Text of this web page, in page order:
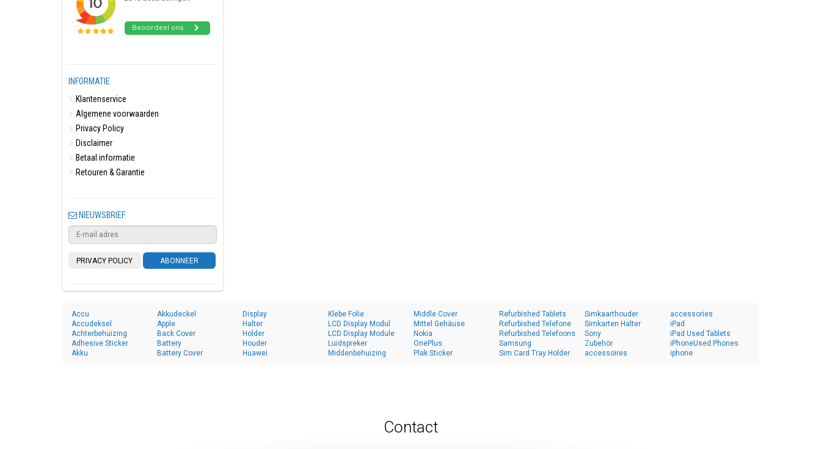
INFORMATIE
Klantenservice
Algemene voorwaarden
Privacy Policy
Disclaimer
Betaal informatie
Retouren & Garantie
NIEUWSBRIEF
PRIVACY POLICY ABONNEER
Accu
Accudeksel
Achterbehuizing
Adhesive Sticker
Akku
Akkudeckel
Apple
Back Cover
Battery
Battery Cover
Display
Halter
Holder
Houder
Huawei
Klebe Folie
LCD Display Modul
LCD Display Module
Luidspreker
Middenbehuizing
Middle Cover
Mittel Gehäuse
Nokia
OnePlus
Plak Sticker
Refurbished Tablets
Refurbished Telefone
Refurbished Telefoons
Samsung
Sim Card Tray Holder
Simkaarthouder
Simkarten Halter
Sony
Zubehör
accessoires
accessories
iPad
iPad Used Tablets
iPhoneUsed Phones
iphone
Contact